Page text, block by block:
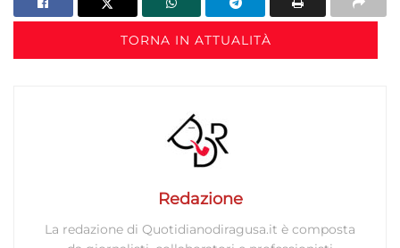
TORNA IN ATTUALITÀ
Redazione
La redazione di Quotidianodiragusa.it è composta